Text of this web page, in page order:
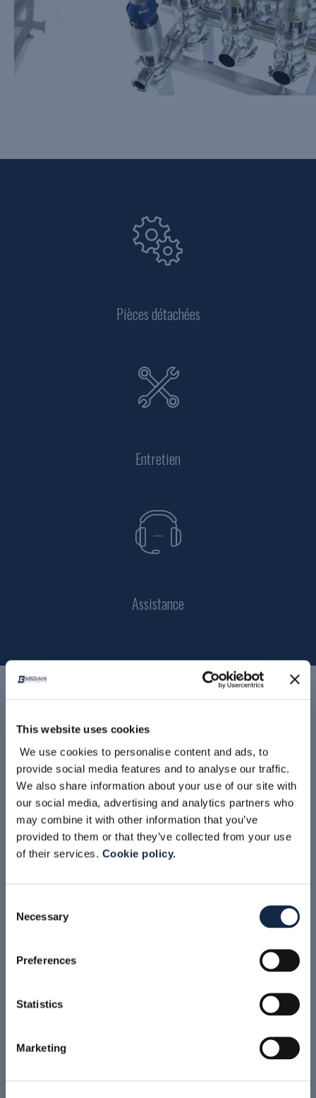
This website uses cookies
We use cookies to personalise content and ads, to
provide social media features and to analyse our traffic.
We also share information about your use of our site with
our social media, advertising and analytics partners who
may combine it with other information that you’ve
provided to them or that they’ve collected from your use
of their services. Cookie policy.
Selection
Necessary
Preferences
Statistics
Marketing
Pièces détachées
Entretien
Assistance
Nos produits
VANNES À SIMPLE SIÈGE